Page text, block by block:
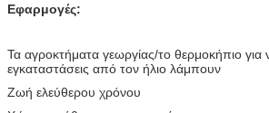
Εφαρμογές:
Τα αγροκτήματα γεωργίας/το θερμοκήπιο για
εγκαταστάσεις από τον ήλιο λάμπουν
Ζωή ελεύθερου χρόνου